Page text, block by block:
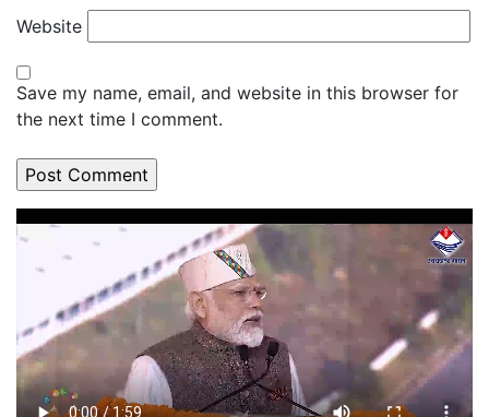
Website
Save my name, email, and website in this browser for
the next time I comment.